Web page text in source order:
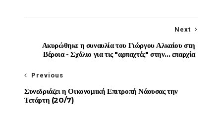
Next
Ακυρώθηκε η συναυλία του Γιώργου Αλκαίου στη
Βέροια - Σχόλιο για τις "αρπαχτές" στην... επαρχία
Previous
Συνεδριάζει η Οικονομική Επιτροπή Νάουσας την
Τετάρτη (20/7)